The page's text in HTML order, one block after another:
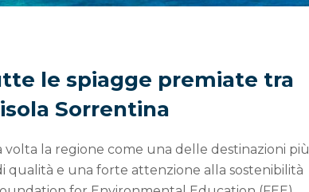
le spiagge premiate tra
Sorrentina
la regione come una delle destinazioni più
qualità e una forte attenzione alla sostenibilità